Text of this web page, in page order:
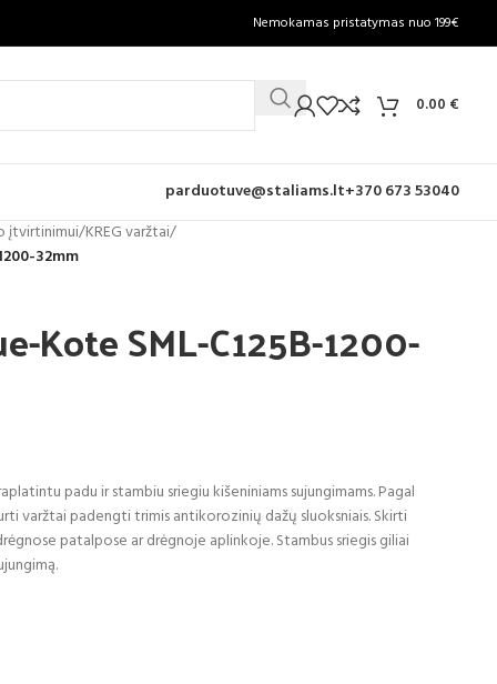
Nemokamas pristatymas nuo 199€
0.00 €
parduotuve@staliams.lt+370 673 53040
įtvirtinimui/KREG varžtai/
32mm
Kote SML-C125B-1200-
padu ir stambiu sriegiu kišeniniams sujungimams. Pagal
varžtai padengti trimis antikorozinių dažų sluoksniais. Skirti
patalpose ar drėgnoje aplinkoje. Stambus sriegis giliai